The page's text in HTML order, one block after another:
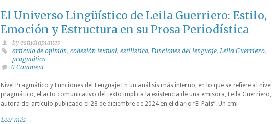
El Universo Lingüístico de Leila Guerriero: Estilo,
Emoción y Estructura en su Prosa Periodística
by estudiapuntes
artículo de opinión, cohesión textual, estilística,Funciones del lenguaje,Leila Guerriero,
pragmática
0 Comment
Nivel Pragmático y Funciones del Lenguaje En un análisis más interno, en lo que se refiere al nivel
pragmático, el acto comunicativo del texto implica la existencia de una emisora, Leila Guerriero,
autora del artículo publicado el 28 de diciembre de 2024 en el diario “El País”. Un emi
Leer más →